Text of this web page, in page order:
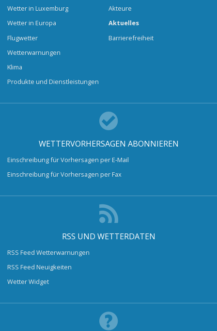
Wetter in Luxemburg
Wetter in Europa
Flugwetter
Wetterwarnungen
Klima
Produkte und Dienstleistungen
Akteure
Aktuelles
Barrierefreiheit
WETTERVORHERSAGEN ABONNIEREN
Einschreibung für Vorhersagen per E-Mail
Einschreibung für Vorhersagen per Fax
RSS UND WETTERDATEN
RSS Feed Wetterwarnungen
RSS Feed Neuigkeiten
Wetter Widget